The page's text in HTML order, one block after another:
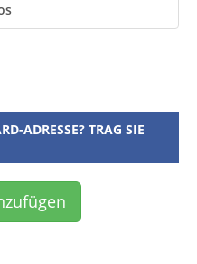
ADRESSE? TRAG SIE